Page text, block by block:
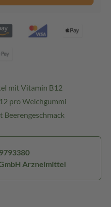
mit Vitamin B12
pro Weichgummi
Beerengeschmack
Arzneimittel